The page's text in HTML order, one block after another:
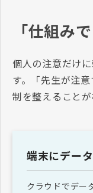
「仕組み
個人の注意だけ
す。「先生が注
制を整えることが
端末にデー
クラウドでデー